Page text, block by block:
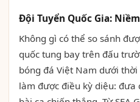
Đội Tuyển Quốc Gia:
Không gì có thể so sánh
quốc tung bay trên đấu
bóng đá Việt Nam dưới thời
làm được điều kỳ diệu: đưa